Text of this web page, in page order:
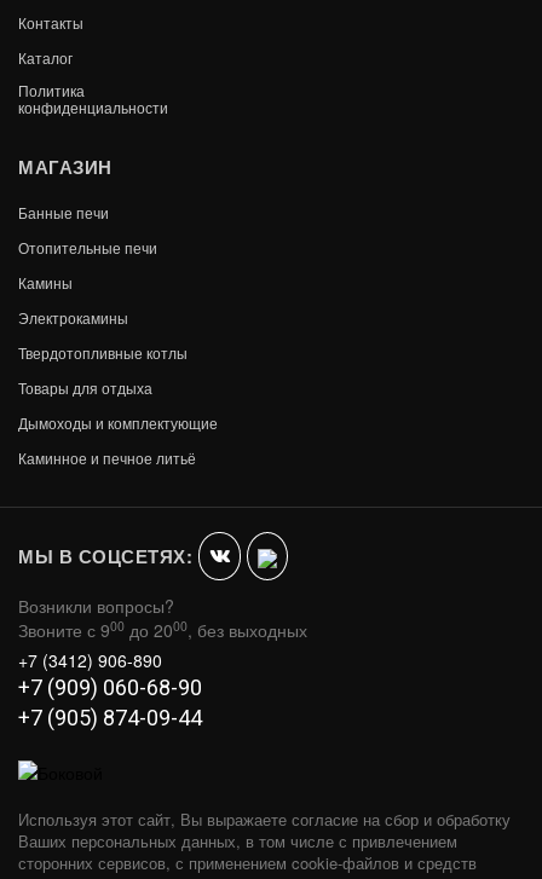
5 205
ДРОВНИЦА В10000ВК (ЧЕРНАЯ)
1 988
Контакты
Каталог
Политика
конфиденциальности
МАГАЗИН
Банные печи
Отопительные печи
Камины
Электрокамины
Твердотопливные котлы
Товары для отдыха
Дымоходы и комплектующие
Каминное и печное литьё
МЫ В СОЦСЕТЯХ:
Возникли вопросы?
Звоните с 900 до 2000, без выходных
+7 (3412) 906-890
+7 (909) 060-68-90
+7 (905) 874-09-44
Используя этот сайт, Вы выражаете согласие на сбор и обработку
Ваших персональных данных, в том числе с привлечением
сторонних сервисов, с применением cookie-файлов и средств